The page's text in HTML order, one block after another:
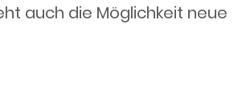
auch die Möglichkeit neue